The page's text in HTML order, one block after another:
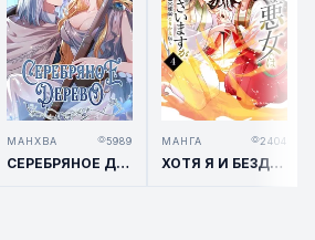
МАНХВА 5989
СЕРЕБРЯНОЕ ДЕРЕВО
МАНГА 2404
ХОТЯ Я И БЕЗДАРНАЯ ЗЛОДЕЙКА ~СКАЗКА О СВОПЕ БАБОЧЕК И КРЫС В ДЕВИЧЬЕМ ДВОРЕ~